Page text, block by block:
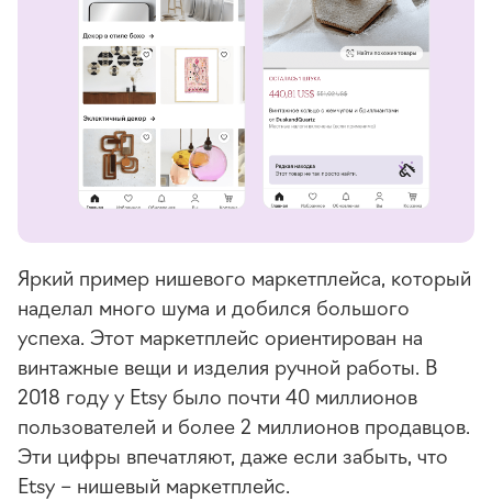
Яркий пример нишевого маркетплейса, который
наделал много шума и добился большого
успеха. Этот маркетплейс ориентирован на
винтажные вещи и изделия ручной работы. В
2018 году у Etsy было почти 40 миллионов
пользователей и более 2 миллионов продавцов.
Эти цифры впечатляют, даже если забыть, что
Etsy – нишевый маркетплейс.